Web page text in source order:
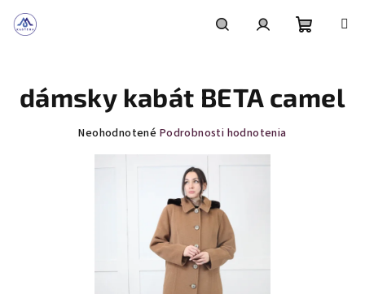
obsah
košík
dámsky kabát BETA camel
Priemerné
Neohodnotené Podrobnosti hodnotenia